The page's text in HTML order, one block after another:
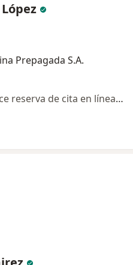
Prepagada S.A.
Este especialista no ofrece reserva de cita en línea en esta dirección.